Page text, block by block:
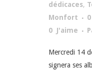
dédicaces,
Monfort
0 J'aime
Mercredi 14
signera ses